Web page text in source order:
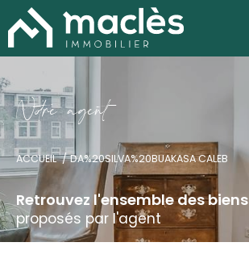
Nore agent
ACCUEIL DA%20SILVA%20BUAKASA CALEB
Retrouvez l'ensemble des biens
proposés par l'agent